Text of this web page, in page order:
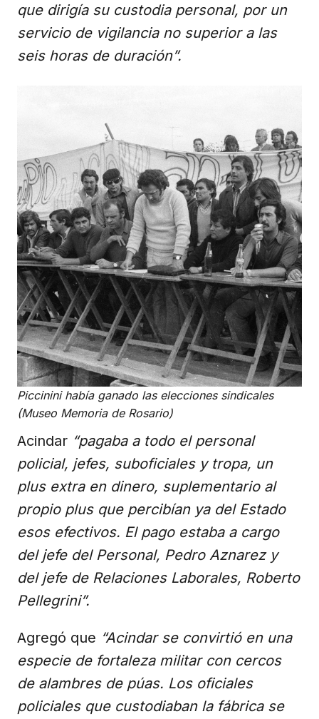
que dirigía su custodia personal, por un
servicio de vigilancia no superior a las
seis horas de duración”.
Piccinini había ganado las elecciones sindicales
(Museo Memoria de Rosario)
Acindar “pagaba a todo el personal
policial, jefes, suboficiales y tropa, un
plus extra en dinero, suplementario al
propio plus que percibían ya del Estado
esos efectivos. El pago estaba a cargo
del jefe del Personal, Pedro Aznarez y
del jefe de Relaciones Laborales, Roberto
Pellegrini”.
Agregó que “Acindar se convirtió en una
especie de fortaleza militar con cercos
de alambres de púas. Los oficiales
policiales que custodiaban la fábrica se